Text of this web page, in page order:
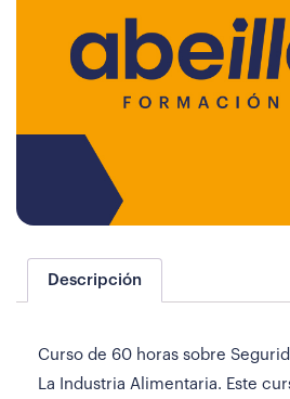
Descripción
Curso de 60 horas sobre
La Industria Alimentaria. Este